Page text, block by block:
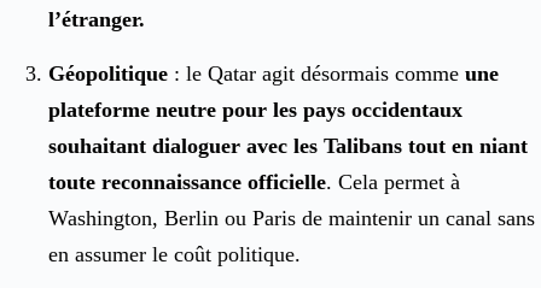
l’étranger.
Géopolitique : le Qatar agit désormais comme une
plateforme neutre pour les pays occidentaux
souhaitant dialoguer avec les Talibans tout en niant
toute reconnaissance officielle. Cela permet à
Washington, Berlin ou Paris de maintenir un canal sans
en assumer le coût politique.